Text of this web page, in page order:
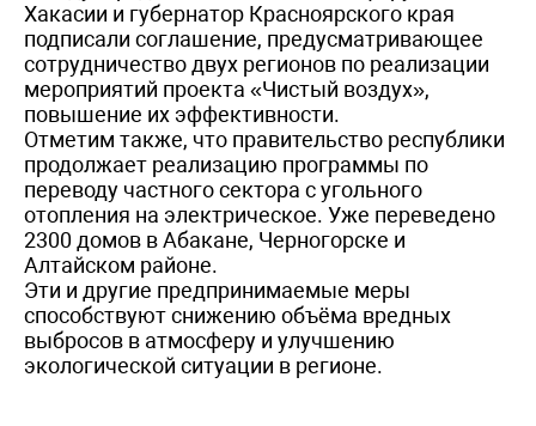
Хакасии и губернатор Красноярского края
подписали соглашение, предусматривающее
сотрудничество двух регионов по реализации
мероприятий проекта «Чистый воздух»,
повышение их эффективности.
Отметим также, что правительство республики
продолжает реализацию программы по
переводу частного сектора с угольного
отопления на электрическое. Уже переведено
2300 домов в Абакане, Черногорске и
Алтайском районе.
Эти и другие предпринимаемые меры
способствуют снижению объёма вредных
выбросов в атмосферу и улучшению
экологической ситуации в регионе.